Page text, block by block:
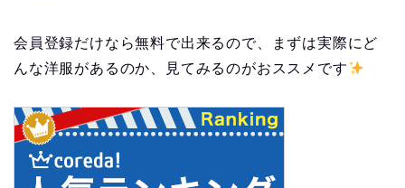
会員登録だけなら無料で出来るので、まずは実際にど
んな洋服があるのか、見てみるのがおススメです